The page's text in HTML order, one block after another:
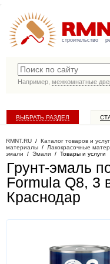
строительство
Например, межкомнатные
ВЫБРАТЬ РАЗДЕЛ
RMNT.RU / Каталог товаров и услуг
материалы / Лакокрасочные
эмали / Эмали / Товары и услуги
Грунт-эмаль
Formula Q8, 3
Краснодар